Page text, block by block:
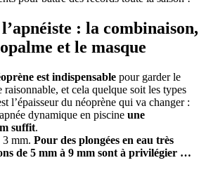
: la combinaison,
et le masque
est indispensable pour garder le
raisonnable, et cela quelque soit les types
l’épaisseur du néoprène qui va changer :
dynamique en piscine une
suffit.
3 mm. Pour des plongées en eau très
de 5 mm à 9 mm sont à privilégier …